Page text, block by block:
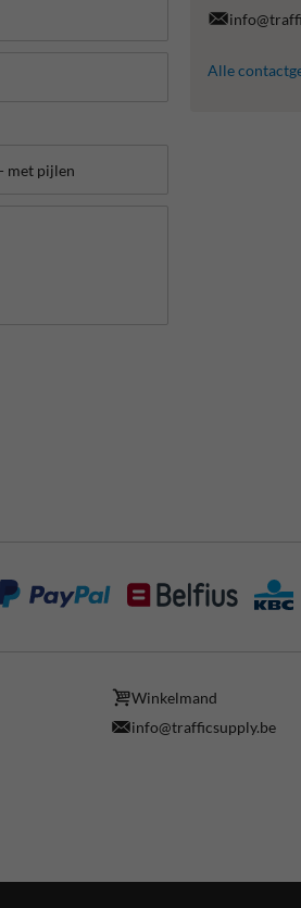
Alle
Winkelmand
info@trafficsupply.be